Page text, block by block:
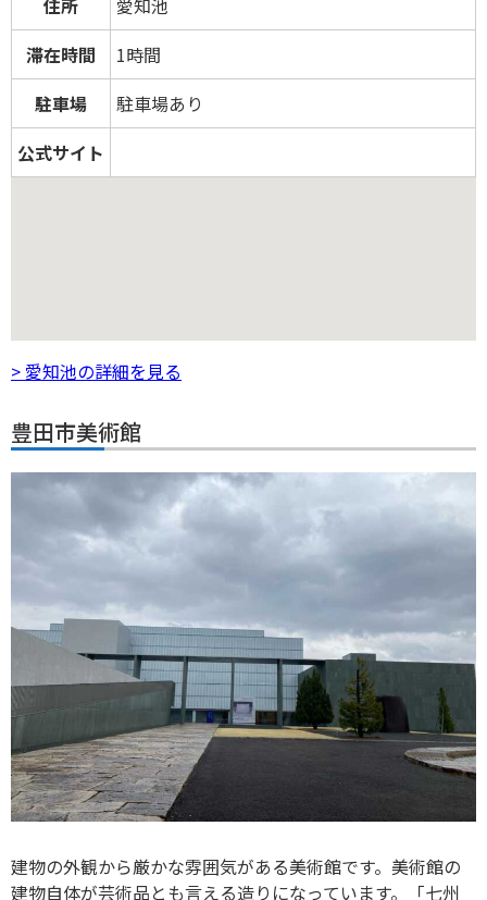
住所
愛知池
滞在時間
1時間
駐車場
駐車場あり
公式サイト
> 愛知池の詳細を見る
豊田市美術館
建物の外観から厳かな雰囲気がある美術館です。美術館の
建物自体が芸術品とも言える造りになっています。「七州